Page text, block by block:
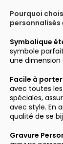
Pourquoi
personnalisés
Symbolique
symbole
une dimension
Facile à porter
avec toutes
spéciales,
avec style. En
qualité de se
Gravure